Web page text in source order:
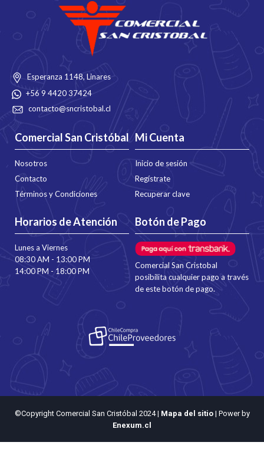
Esperanza 1148, Linares
+56 9 4420 37424
contacto@sncristobal.cl
Comercial San Cristóbal
Nosotros
Contacto
Términos y Condiciones
Mi Cuenta
Inicio de sesión
Regístrate
Recuperar clave
Horarios de Atención
Lunes a Viernes
08:30 AM - 13:00 PM
14:00 PM - 18:00 PM
Botón de Pago
Comercial San Cristobal
posibilita cualquier pago a través
de este botón de pago.
©Copyright Comercial San Cristóbal 2024| Mapa del sitio| Power by
Enexum.cl